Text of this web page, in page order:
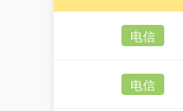
电信
电信